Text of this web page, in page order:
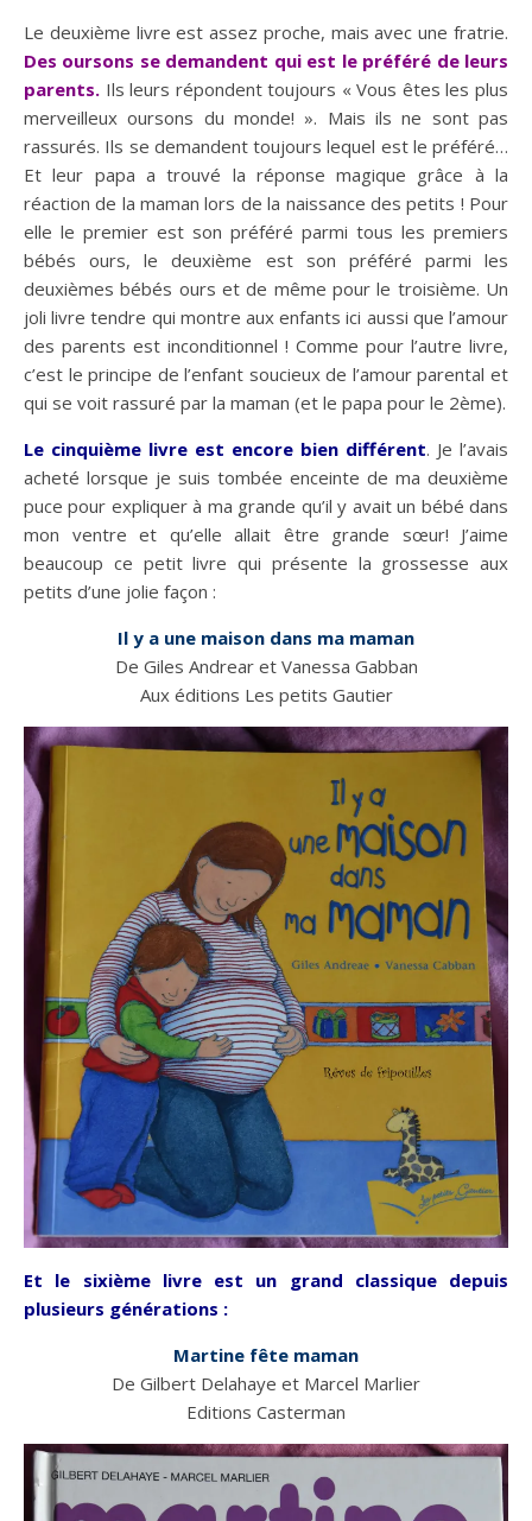
Le deuxième livre est assez proche, mais avec une fratrie.
Des oursons se demandent qui est le préféré de leurs
parents. Ils leurs répondent toujours « Vous êtes les plus
merveilleux oursons du monde! ». Mais ils ne sont pas
rassurés. Ils se demandent toujours lequel est le préféré…
Et leur papa a trouvé la réponse magique grâce à la
réaction de la maman lors de la naissance des petits ! Pour
elle le premier est son préféré parmi tous les premiers
bébés ours, le deuxième est son préféré parmi les
deuxièmes bébés ours et de même pour le troisième. Un
joli livre tendre qui montre aux enfants ici aussi que l’amour
des parents est inconditionnel ! Comme pour l’autre livre,
c’est le principe de l’enfant soucieux de l’amour parental et
qui se voit rassuré par la maman (et le papa pour le 2ème).
Le cinquième livre est encore bien différent. Je l’avais
acheté lorsque je suis tombée enceinte de ma deuxième
puce pour expliquer à ma grande qu’il y avait un bébé dans
mon ventre et qu’elle allait être grande sœur! J’aime
beaucoup ce petit livre qui présente la grossesse aux
petits d’une jolie façon :
Il y a une maison dans ma maman
De Giles Andrear et Vanessa Gabban
Aux éditions Les petits Gautier
Et le sixième livre est un grand classique depuis
plusieurs générations :
Martine fête maman
De Gilbert Delahaye et Marcel Marlier
Editions Casterman